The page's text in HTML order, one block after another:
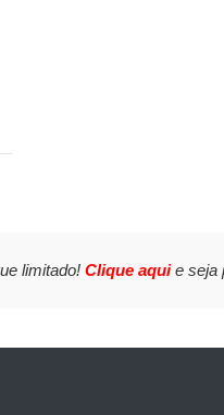
limitado! Clique aquie seja